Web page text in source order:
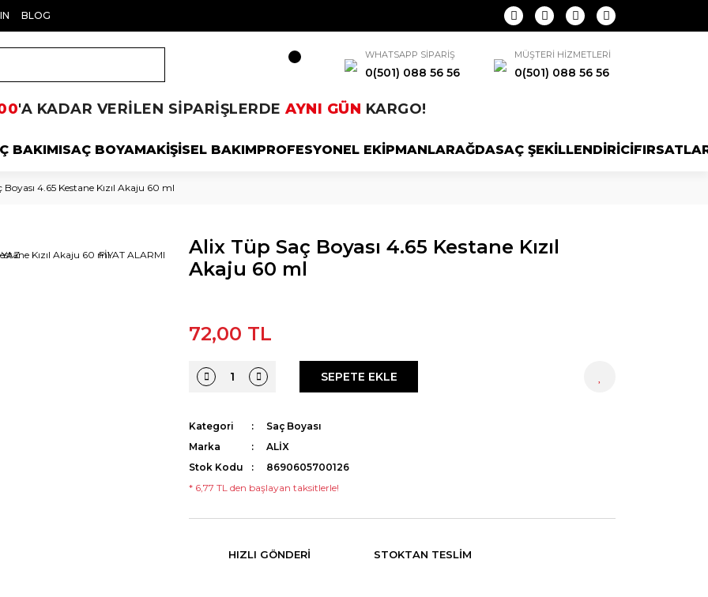
BLOG
WHATSAPP SİPARİŞ
0(501) 088 56 56
MÜŞTERİ HİZMETLERİ
0(501) 088 56 56
'A KADAR VERİLEN SİPARİŞLERDEAYNI GÜN KARGO!
BAKIMISAÇ BOYAMAKİŞİSEL BAKIMPROFESYONEL EKİPMANLARAĞDASAÇ ŞEKİLLENDİRİCİ
Boyası 4.65 Kestane Kızıl Akaju 60 ml
FİYAT ALARMI
Alix Tüp Saç Boyası 4.65 Kestane Kızıl
Akaju 60 ml
72,00 TL
SEPETE EKLE
Kategori
Saç Boyası
Marka
ALİX
Stok Kodu
8690605700126
* 6,77 TL den başlayan taksitlerle!
HIZLI GÖNDERI STOKTAN TESLIM